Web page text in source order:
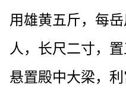
用雄黄五斤，每
人，长尺二寸，
悬置殿中大梁，